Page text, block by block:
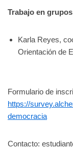
Trabajo en grupos
Karla Reyes,
Orientación de
Formulario de
https://
democracia
Contacto: